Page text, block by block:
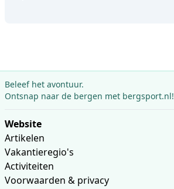
Beleef het avontuur.
Ontsnap naar de bergen met bergsport.nl!
Website
Artikelen
Vakantieregio's
Activiteiten
Voorwaarden & privacy